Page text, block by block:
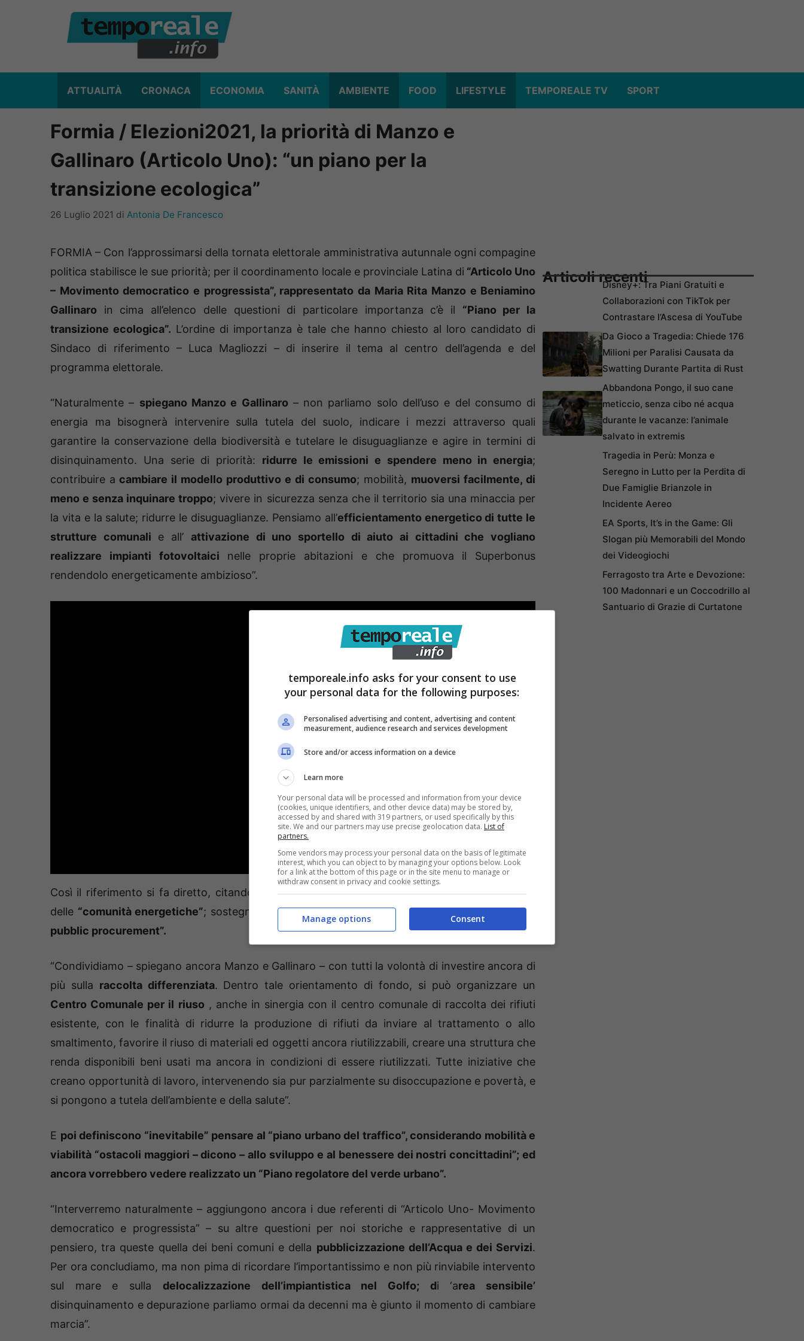
ATTUALITÀ CRONACA ECONOMIA SANITÀ AMBIENTE FOOD LIFESTYLE TEMPOREALE TV SPORT
Formia / Elezioni2021, la priorità di Manzo e
Gallinaro (Articolo Uno): “un piano per la
transizione ecologica”
26 Luglio 2021 di Antonia De Francesco
FORMIA – Con l’approssimarsi della tornata elettorale amministrativa autunnale ogni compagine
politica stabilisce le sue priorità; per il coordinamento locale e provinciale Latina di “Articolo Uno
– Movimento democratico e progressista”, rappresentato da Maria Rita Manzo e Beniamino
Gallinaro in cima all’elenco delle questioni di particolare importanza c’è il “Piano per la
transizione ecologica”. L’ordine di importanza è tale che hanno chiesto al loro candidato di
Sindaco di riferimento – Luca Magliozzi – di inserire il tema al centro dell’agenda e del
programma elettorale.
“Naturalmente – spiegano Manzo e Gallinaro– non parliamo solo dell’uso e del consumo di
energia ma bisognerà intervenire sulla tutela del suolo, indicare i mezzi attraverso quali
garantire la conservazione della biodiversità e tutelare le disuguaglianze e agire in termini di
disinquinamento. Una serie di priorità: ridurre le emissioni e spendere meno in energia;
contribuire a cambiare il modello produttivo e di consumo; mobilità, muoversi facilmente, di
meno e senza inquinare troppo; vivere in sicurezza senza che il territorio sia una minaccia per
la vita e la salute; ridurre le disuguaglianze. Pensiamo all’efficientamento energetico di tutte le
strutture comunali e all’ attivazione di uno sportello di aiuto ai cittadini che vogliano
realizzare impianti fotovoltaici nelle proprie abitazioni e che promuova il Superbonus
rendendolo energeticamente ambizioso”.
Così il riferimento si fa diretto, citando alcune misure di cui auspicano l’adozione: attivazione
delle “comunità energetiche”; sostegno a progetti “agroecologici” ; incentivazione del“green
pubblic procurement”.
“Condividiamo – spiegano ancora Manzo e Gallinaro – con tutti la volontà di investire ancora di
più sulla raccolta differenziata. Dentro tale orientamento di fondo, si può organizzare un
Centro Comunale per il riuso, anche in sinergia con il centro comunale di raccolta dei rifiuti
esistente, con le finalità di ridurre la produzione di rifiuti da inviare al trattamento o allo
smaltimento, favorire il riuso di materiali ed oggetti ancora riutilizzabili, creare una struttura che
renda disponibili beni usati ma ancora in condizioni di essere riutilizzati. Tutte iniziative che
creano opportunità di lavoro, intervenendo sia pur parzialmente su disoccupazione e povertà, e
si pongono a tutela dell’ambiente e della salute”.
E poi definiscono “inevitabile” pensare al “piano urbano del traffico”, considerando mobilità e
viabilità “ostacoli maggiori – dicono – allo sviluppo e al benessere dei nostri concittadini”; ed
ancora vorrebbero vedere realizzato un “Piano regolatore del verde urbano”.
“Interverremo naturalmente – aggiungono ancora i due referenti di “Articolo Uno- Movimento
democratico e progressista” – su altre questioni per noi storiche e rappresentative di un
pensiero, tra queste quella dei beni comuni e della pubblicizzazione dell’Acqua e dei Servizi.
Per ora concludiamo, ma non pima di ricordare l’importantissimo e non più rinviabile intervento
sul mare e sulla delocalizzazione dell’impiantistica nel Golfo; di ‘area sensibile’
disinquinamento e depurazione parliamo ormai da decenni ma è giunto il momento di cambiare
marcia”.
Articoli recentiDisney+: Tra Piani Gratuiti e
Collaborazioni con TikTok per
Contrastare l’Ascesa di YouTube
Da Gioco a Tragedia: Chiede 176
Milioni per Paralisi Causata da
Swatting Durante Partita di Rust
Abbandona Pongo, il suo cane
meticcio, senza cibo né acqua
durante le vacanze: l’animale
salvato in extremis
Tragedia in Perù: Monza e
Seregno in Lutto per la Perdita di
Due Famiglie Brianzole in
Incidente Aereo
EA Sports, It’s in the Game: Gli
Slogan più Memorabili del Mondo
dei Videogiochi
Ferragosto tra Arte e Devozione:
100 Madonnari e un Coccodrillo al
Santuario di Grazie di Curtatone
temporeale.info asks for your consent to use
your personal data for the following purposes:
Personalised advertising and content, advertising and content
measurement, audience research and services development
Store and/or access information on a device
Learn more
Your personal data will be processed and information from your device
(cookies, unique identifiers, and other device data) may be stored by,
accessed by and shared with 319 partners, or used specifically by this
site. We and our partners may use precise geolocation data. List of
partners.
Some vendors may process your personal data on the basis of legitimate
interest, which you can object to by managing your options below. Look
for a link at the bottom of this page or in the site menu to manage or
withdraw consent in privacy and cookie settings.
Consent
Manage options